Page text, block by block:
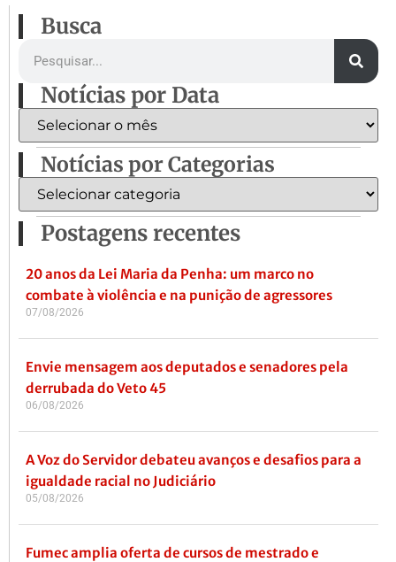
Busca
Notícias por Data
Notícias por Categorias
Postagens recentes
20 anos da Lei Maria da Penha: um marco no
combate à violência e na punição de agressores
07/08/2026
Envie mensagem aos deputados e senadores pela
derrubada do Veto 45
06/08/2026
A Voz do Servidor debateu avanços e desafios para a
igualdade racial no Judiciário
05/08/2026
Fumec amplia oferta de cursos de mestrado e